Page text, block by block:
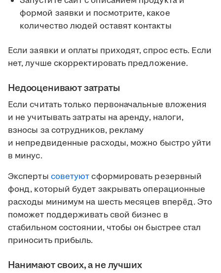
формой заявки и посмотрите, какое
количество людей оставят контакты
Если заявки и оплаты приходят, спрос есть. Если
нет, лучше скорректировать предложение.
Недооценивают затраты
Если считать только первоначальные вложения
и не учитывать затраты на аренду, налоги,
взносы за сотрудников, рекламу
и непредвиденные расходы, можно быстро уйти
в минус.
Эксперты советуютсформировать резервный
фонд, который будет закрывать операционные
расходы минимум на шесть месяцев вперёд. Это
поможет поддерживать свой бизнес в
стабильном состоянии, чтобы он быстрее стал
приносить прибыль.
Нанимают своих, а не лучших